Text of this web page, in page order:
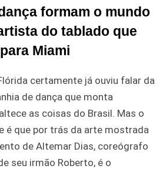
formam o mundo
do tablado que
Miami
certamente já ouviu falar da
de dança que monta
as coisas do Brasil. Mas o
é que por trás da arte mostrada
de Altemar Dias, coreógrafo
seu irmão Roberto, é o